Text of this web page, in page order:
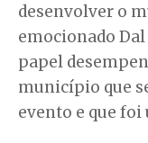
desenvolver o
emocionado
papel
município que
evento e que foi